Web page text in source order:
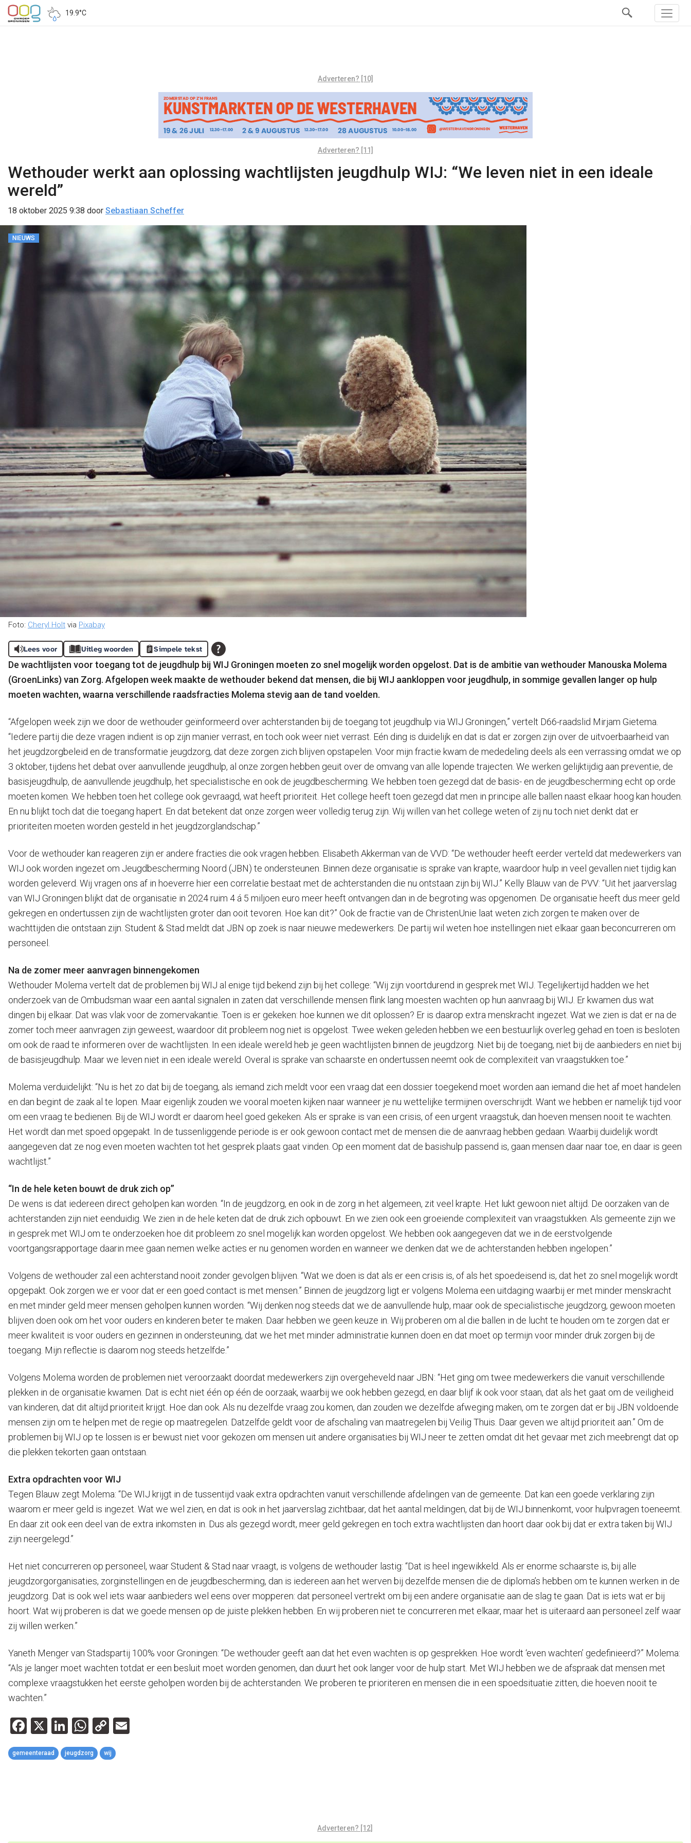
19.9°C
Adverteren? [10]
Adverteren? [11]
Wethouder werkt aan oplossing wachtlijsten jeugdhulp WIJ: “We leven niet in een ideale
wereld”
18 oktober 2025 9:38 door Sebastiaan Scheffer
NIEUWS
Foto: Cheryl Holt via Pixabay
Lees voor Uitleg woorden Simpele tekst
De wachtlijsten voor toegang tot de jeugdhulp bij WIJ Groningen moeten zo snel mogelijk worden opgelost. Dat is de ambitie van wethouder Manouska Molema
(GroenLinks) van Zorg. Afgelopen week maakte de wethouder bekend dat mensen, die bij WIJ aankloppen voor jeugdhulp, in sommige gevallen langer op hulp
moeten wachten, waarna verschillende raadsfracties Molema stevig aan de tand voelden.
“Afgelopen week zijn we door de wethouder geïnformeerd over achterstanden bij de toegang tot jeugdhulp via WIJ Groningen,” vertelt D66-raadslid Mirjam Gietema.
“Iedere partij die deze vragen indient is op zijn manier verrast, en toch ook weer niet verrast. Eén ding is duidelijk en dat is dat er zorgen zijn over de uitvoerbaarheid van
het jeugdzorgbeleid en de transformatie jeugdzorg, dat deze zorgen zich blijven opstapelen. Voor mijn fractie kwam de mededeling deels als een verrassing omdat we op
3 oktober, tijdens het debat over aanvullende jeugdhulp, al onze zorgen hebben geuit over de omvang van alle lopende trajecten. We werken gelijktijdig aan preventie, de
basisjeugdhulp, de aanvullende jeugdhulp, het specialistische en ook de jeugdbescherming. We hebben toen gezegd dat de basis- en de jeugdbescherming echt op orde
moeten komen. We hebben toen het college ook gevraagd, wat heeft prioriteit. Het college heeft toen gezegd dat men in principe alle ballen naast elkaar hoog kan houden.
En nu blijkt toch dat die toegang hapert. En dat betekent dat onze zorgen weer volledig terug zijn. Wij willen van het college weten of zij nu toch niet denkt dat er
prioriteiten moeten worden gesteld in het jeugdzorglandschap.”
Voor de wethouder kan reageren zijn er andere fracties die ook vragen hebben. Elisabeth Akkerman van de VVD: “De wethouder heeft eerder verteld dat medewerkers van
WIJ ook worden ingezet om Jeugdbescherming Noord (JBN) te ondersteunen. Binnen deze organisatie is sprake van krapte, waardoor hulp in veel gevallen niet tijdig kan
worden geleverd. Wij vragen ons af in hoeverre hier een correlatie bestaat met de achterstanden die nu ontstaan zijn bij WIJ.” Kelly Blauw van de PVV: “Uit het jaarverslag
van WIJ Groningen blijkt dat de organisatie in 2024 ruim 4 á 5 miljoen euro meer heeft ontvangen dan in de begroting was opgenomen. De organisatie heeft dus meer geld
gekregen en ondertussen zijn de wachtlijsten groter dan ooit tevoren. Hoe kan dit?” Ook de fractie van de ChristenUnie laat weten zich zorgen te maken over de
wachttijden die ontstaan zijn. Student & Stad meldt dat JBN op zoek is naar nieuwe medewerkers. De partij wil weten hoe instellingen niet elkaar gaan beconcurreren om
personeel.
Na de zomer meer aanvragen binnengekomen
Wethouder Molema vertelt dat de problemen bij WIJ al enige tijd bekend zijn bij het college: “Wij zijn voortdurend in gesprek met WIJ. Tegelijkertijd hadden we het
onderzoek van de Ombudsman waar een aantal signalen in zaten dat verschillende mensen flink lang moesten wachten op hun aanvraag bij WIJ. Er kwamen dus wat
dingen bij elkaar. Dat was vlak voor de zomervakantie. Toen is er gekeken: hoe kunnen we dit oplossen? Er is daarop extra menskracht ingezet. Wat we zien is dat er na de
zomer toch meer aanvragen zijn geweest, waardoor dit probleem nog niet is opgelost. Twee weken geleden hebben we een bestuurlijk overleg gehad en toen is besloten
om ook de raad te informeren over de wachtlijsten. In een ideale wereld heb je geen wachtlijsten binnen de jeugdzorg. Niet bij de toegang, niet bij de aanbieders en niet bij
de basisjeugdhulp. Maar we leven niet in een ideale wereld. Overal is sprake van schaarste en ondertussen neemt ook de complexiteit van vraagstukken toe.”
Molema verduidelijkt: “Nu is het zo dat bij de toegang, als iemand zich meldt voor een vraag dat een dossier toegekend moet worden aan iemand die het af moet handelen
en dan begint de zaak al te lopen. Maar eigenlijk zouden we vooral moeten kijken naar wanneer je nu wettelijke termijnen overschrijdt. Want we hebben er namelijk tijd voor
om een vraag te bedienen. Bij de WIJ wordt er daarom heel goed gekeken. Als er sprake is van een crisis, of een urgent vraagstuk, dan hoeven mensen nooit te wachten.
Het wordt dan met spoed opgepakt. In de tussenliggende periode is er ook gewoon contact met de mensen die de aanvraag hebben gedaan. Waarbij duidelijk wordt
aangegeven dat ze nog even moeten wachten tot het gesprek plaats gaat vinden. Op een moment dat de basishulp passend is, gaan mensen daar naar toe, en daar is geen
wachtlijst.”
“In de hele keten bouwt de druk zich op”
De wens is dat iedereen direct geholpen kan worden. “In de jeugdzorg, en ook in de zorg in het algemeen, zit veel krapte. Het lukt gewoon niet altijd. De oorzaken van de
achterstanden zijn niet eenduidig. We zien in de hele keten dat de druk zich opbouwt. En we zien ook een groeiende complexiteit van vraagstukken. Als gemeente zijn we
in gesprek met WIJ om te onderzoeken hoe dit probleem zo snel mogelijk kan worden opgelost. We hebben ook aangegeven dat we in de eerstvolgende
voortgangsrapportage daarin mee gaan nemen welke acties er nu genomen worden en wanneer we denken dat we de achterstanden hebben ingelopen.”
Volgens de wethouder zal een achterstand nooit zonder gevolgen blijven. “Wat we doen is dat als er een crisis is, of als het spoedeisend is, dat het zo snel mogelijk wordt
opgepakt. Ook zorgen we er voor dat er een goed contact is met mensen.” Binnen de jeugdzorg ligt er volgens Molema een uitdaging waarbij er met minder menskracht
en met minder geld meer mensen geholpen kunnen worden. “Wij denken nog steeds dat we de aanvullende hulp, maar ook de specialistische jeugdzorg, gewoon moeten
blijven doen ook om het voor ouders en kinderen beter te maken. Daar hebben we geen keuze in. Wij proberen om al die ballen in de lucht te houden om te zorgen dat er
meer kwaliteit is voor ouders en gezinnen in ondersteuning, dat we het met minder administratie kunnen doen en dat moet op termijn voor minder druk zorgen bij de
toegang. Mijn reflectie is daarom nog steeds hetzelfde.”
Volgens Molema worden de problemen niet veroorzaakt doordat medewerkers zijn overgeheveld naar JBN: “Het ging om twee medewerkers die vanuit verschillende
plekken in de organisatie kwamen. Dat is echt niet één op één de oorzaak, waarbij we ook hebben gezegd, en daar blijf ik ook voor staan, dat als het gaat om de veiligheid
van kinderen, dat dit altijd prioriteit krijgt. Hoe dan ook. Als nu dezelfde vraag zou komen, dan zouden we dezelfde afweging maken, om te zorgen dat er bij JBN voldoende
mensen zijn om te helpen met de regie op maatregelen. Datzelfde geldt voor de afschaling van maatregelen bij Veilig Thuis. Daar geven we altijd prioriteit aan.” Om de
problemen bij WIJ op te lossen is er bewust niet voor gekozen om mensen uit andere organisaties bij WIJ neer te zetten omdat dit het gevaar met zich meebrengt dat op
die plekken tekorten gaan ontstaan.
Extra opdrachten voor WIJ
Tegen Blauw zegt Molema: “De WIJ krijgt in de tussentijd vaak extra opdrachten vanuit verschillende afdelingen van de gemeente. Dat kan een goede verklaring zijn
waarom er meer geld is ingezet. Wat we wel zien, en dat is ook in het jaarverslag zichtbaar, dat het aantal meldingen, dat bij de WIJ binnenkomt, voor hulpvragen toeneemt.
En daar zit ook een deel van de extra inkomsten in. Dus als gezegd wordt, meer geld gekregen en toch extra wachtlijsten dan hoort daar ook bij dat er extra taken bij WIJ
zijn neergelegd.”
Het niet concurreren op personeel, waar Student & Stad naar vraagt, is volgens de wethouder lastig: “Dat is heel ingewikkeld. Als er enorme schaarste is, bij alle
jeugdzorgorganisaties, zorginstellingen en de jeugdbescherming, dan is iedereen aan het werven bij dezelfde mensen die de diploma’s hebben om te kunnen werken in de
jeugdzorg. Dat is ook wel iets waar aanbieders wel eens over mopperen: dat personeel vertrekt om bij een andere organisatie aan de slag te gaan. Dat is iets wat er bij
hoort. Wat wij proberen is dat we goede mensen op de juiste plekken hebben. En wij proberen niet te concurreren met elkaar, maar het is uiteraard aan personeel zelf waar
zij willen werken.”
Yaneth Menger van Stadspartij 100% voor Groningen: “De wethouder geeft aan dat het even wachten is op gesprekken. Hoe wordt ‘even wachten’ gedefinieerd?” Molema:
“Als je langer moet wachten totdat er een besluit moet worden genomen, dan duurt het ook langer voor de hulp start. Met WIJ hebben we de afspraak dat mensen met
complexe vraagstukken het eerste geholpen worden bij de achterstanden. We proberen te prioriteren en mensen die in een spoedsituatie zitten, die hoeven nooit te
wachten.”
Facebook
X LinkedIn
WhatsApp
Copy
Link
gemeenteraad jeugdzorg wij
Adverteren? [12]